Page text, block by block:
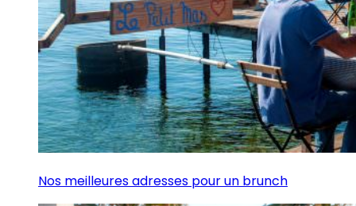
Nos meilleures adresses pour un brunch